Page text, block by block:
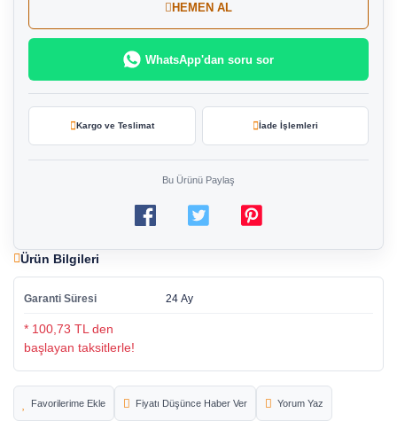
Ürün Bilgileri
Garanti Süresi 24 Ay
* 100,73 TL den
başlayan taksitlerle!
Fiyatı Düşünce Haber Ver Yorum Yaz
HEMEN AL
WhatsApp'dan soru sor
Kargo ve Teslimat İade İşlemleri
Bu Ürünü Paylaş